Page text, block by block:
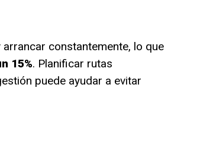
constantemente, lo que
15%. Planificar rutas
puede ayudar a evitar